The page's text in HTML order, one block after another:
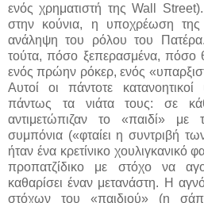
ενός χρηματιστή της Wall
στην κούνια, η υποχρέωση της
ανάληψη του ρόλου του
τούτα, πόσο ξεπερασμένα, πόσο
ενός πρώην ρόκερ, ενός
Αυτοί οι πάντοτε κατανοητικοί
πάντως τα νιάτα τους: σε
αντιμετώπιζαν το «παιδί» με
συμπόνια («φταίει η συντριβή
ήταν ένα κρετίνικο χουλιγκανικό
προπατζίδικο με στόχο να
καθαρίσει έναν μετανάστη. Η
στόχων του «παιδιού» (η